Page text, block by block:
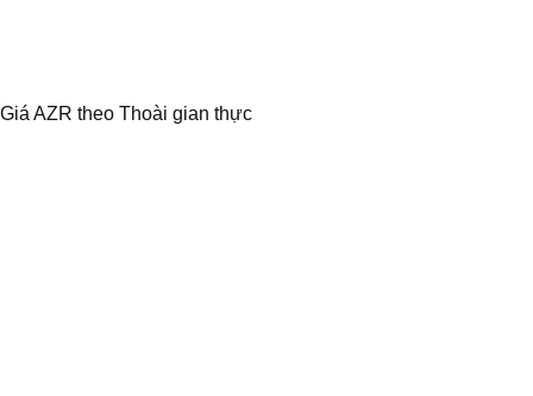
Giá AZR theo Thoài gian thực